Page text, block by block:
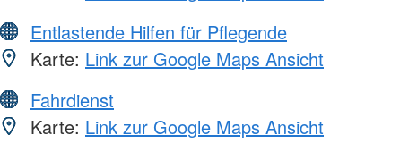
Entlastende Hilfen für Pflegende
Karte: Link zur Google Maps Ansicht
Fahrdienst
Karte: Link zur Google Maps Ansicht